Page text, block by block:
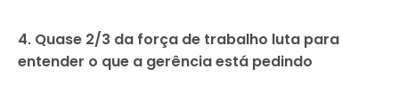
4. Quase 2/3 da força de trabalho luta para
entender o que a gerência está pedindo